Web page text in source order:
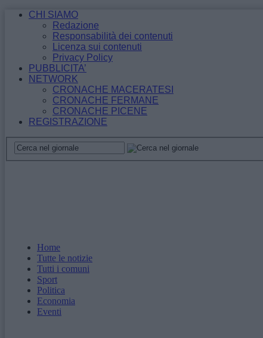
CHI SIAMO
Redazione
Responsabilità dei contenuti
Licenza sui contenuti
Privacy Policy
PUBBLICITA’
NETWORK
CRONACHE MACERATESI
CRONACHE FERMANE
CRONACHE PICENE
REGISTRAZIONE
Home
Tutte le notizie
Tutti i comuni
Sport
Politica
Economia
Eventi